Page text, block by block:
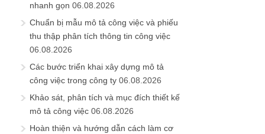
nhanh gọn 06.08.2026
Chuẩn bị mẫu mô tả công việc và phiếu
thu thập phân tích thông tin công việc
06.08.2026
Các bước triển khai xây dựng mô tả
công việc trong công ty 06.08.2026
Khảo sát, phân tích và mục đích thiết kế
mô tả công việc 06.08.2026
Hoàn thiện và hướng dẫn cách làm cơ